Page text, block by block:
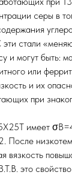
серы в
стали
и могут быть:
или
и их
при
имеет
вязкость
это